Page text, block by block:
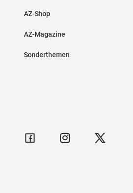
AZ-Shop
AZ-Magazine
Sonderthemen